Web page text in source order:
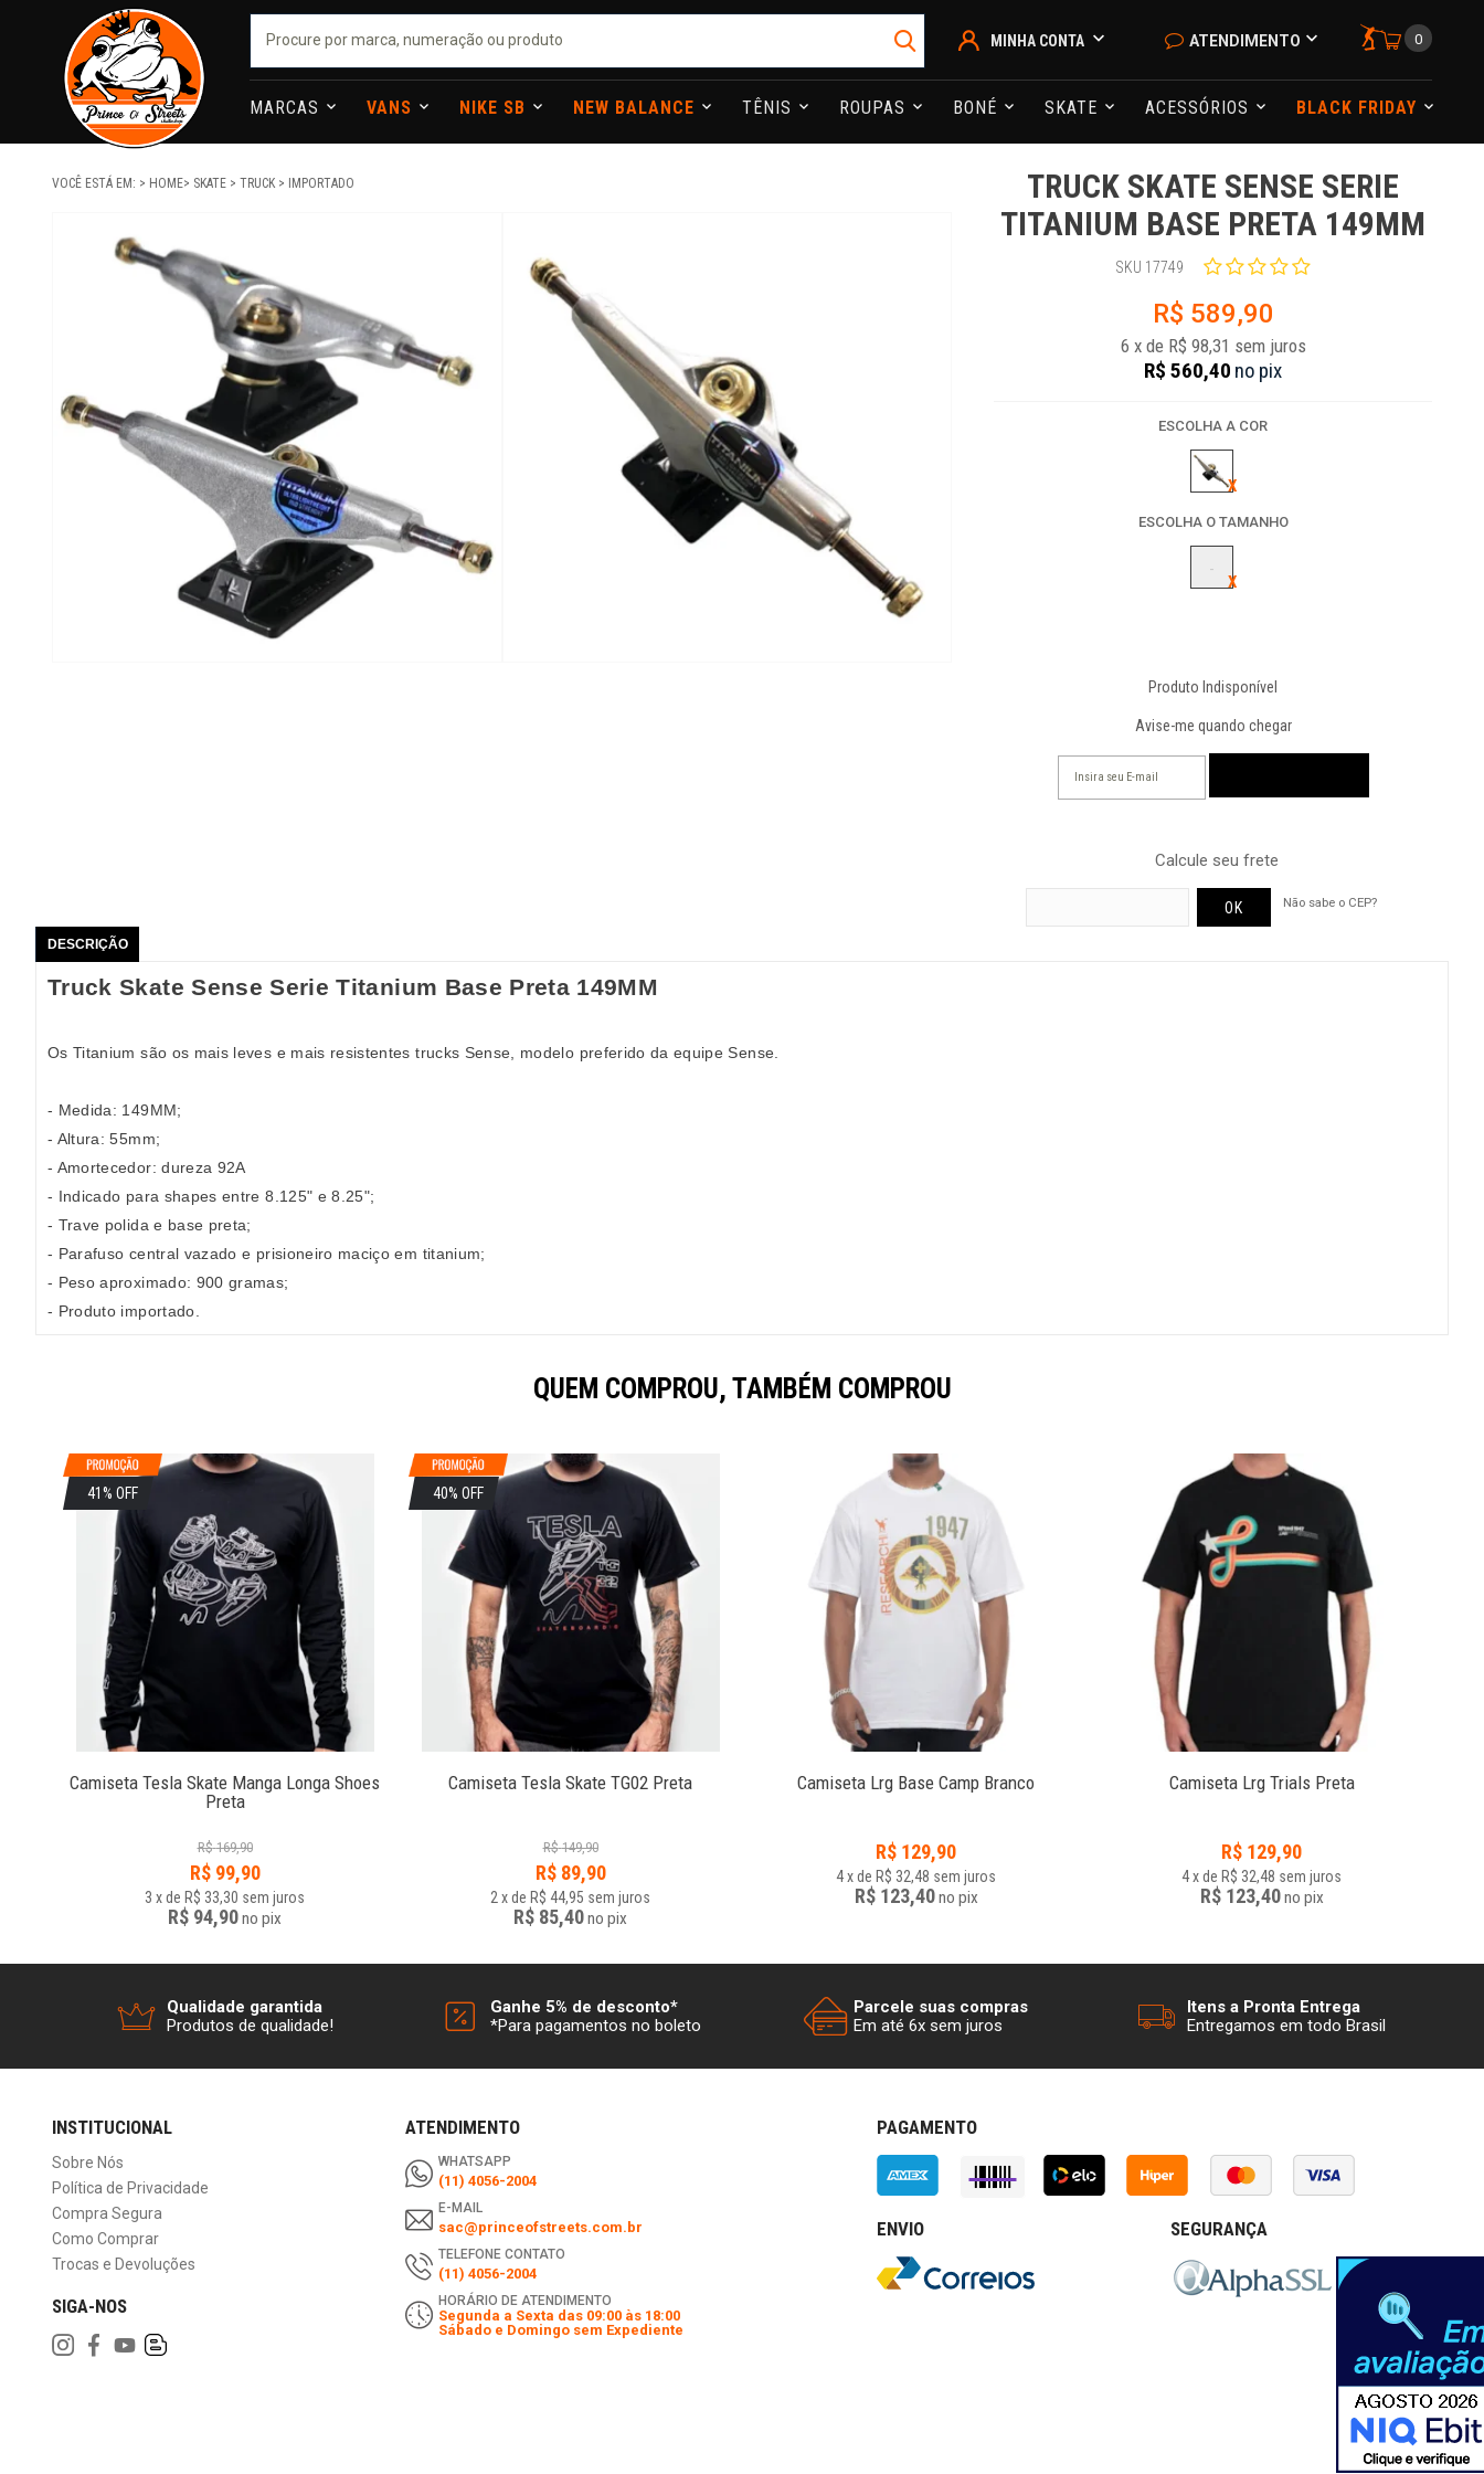
MINHA CONTA ATENDIMENTO 0
MARCAS VANS NIKE SB NEW BALANCE TÊNIS ROUPAS BONÉ SKATE ACESSÓRIOS BLACK FRIDAY
VOCÊ ESTÁ EM: HOME SKATE TRUCK IMPORTADO
TRUCK SKATE SENSE SERIE
TITANIUM BASE PRETA 149MM
SKU 17749
R$ 589,90
6 x de R$ 98,31 sem juros
R$ 560,40 no pix
ESCOLHA A COR
ESCOLHA O TAMANHO
-
Produto Indisponível
Avise-me quando chegar
Calcule seu frete
Não sabe o CEP?
DESCRIÇÃO
Truck Skate Sense Serie Titanium Base Preta 149MM
Os Titanium são os mais leves e mais resistentes trucks Sense, modelo preferido da equipe Sense.
- Medida: 149MM;
- Altura: 55mm;
- Amortecedor: dureza 92A
- Indicado para shapes entre 8.125" e 8.25";
- Trave polida e base preta;
- Parafuso central vazado e prisioneiro maciço em titanium;
- Peso aproximado: 900 gramas;
- Produto importado.
QUEM COMPROU, TAMBÉM COMPROU
41% OFF
Camiseta Tesla Skate Manga Longa Shoes
Preta
R$ 169,90
R$ 99,90
3 xde R$ 33,30 sem juros
R$ 94,90no pix
40% OFF
Camiseta Tesla Skate TG02 Preta
R$ 149,90
R$ 89,90
2 xde R$ 44,95 sem juros
R$ 85,40no pix
Camiseta Lrg Base Camp Branco
R$ 129,90
4xde R$ 32,48 sem juros
R$ 123,40no pix
Camiseta Lrg Trials Preta
R$ 129,90
4xde R$ 32,48 sem juros
R$ 123,40no pix
Qualidade garantida
Produtos de qualidade!
Ganhe 5% de desconto*
*Para pagamentos no boleto
Parcele suas compras
Em até 6x sem juros
Itens a Pronta Entrega
Entregamos em todo Brasil
INSTITUCIONAL
Sobre Nós
Política de Privacidade
Compra Segura
Como Comprar
Trocas e Devoluções
SIGA-NOS
ATENDIMENTO
WHATSAPP
(11) 4056-2004
E-MAIL
sac@princeofstreets.com.br
TELEFONE CONTATO
(11) 4056-2004
HORÁRIO DE ATENDIMENTO
Segunda a Sexta das 09:00 às 18:00
Sábado e Domingo sem Expediente
PAGAMENTO
ENVIO SEGURANÇA